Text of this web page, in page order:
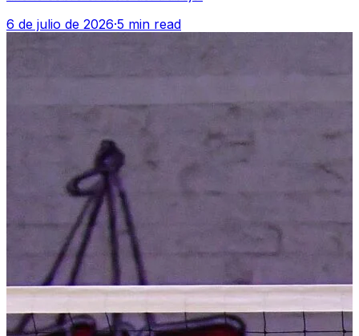
6 de julio de 2026·5 min read